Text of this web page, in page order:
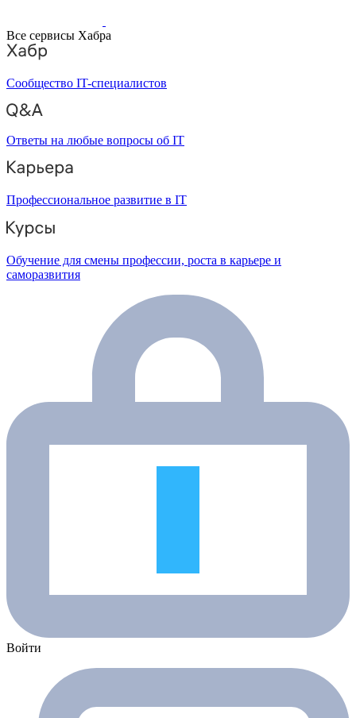
Все сервисы Хабра
Сообщество IT-специалистов
Ответы на любые вопросы об IT
Профессиональное развитие в IT
Обучение для смены профессии, роста в карьере и
саморазвития
Войти